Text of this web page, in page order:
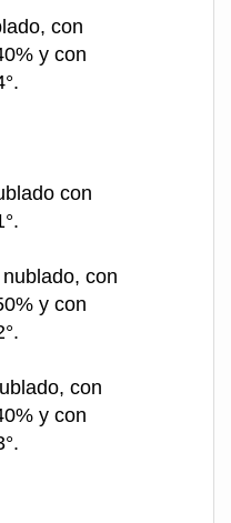
con
y con
con
con
y con
con
y con